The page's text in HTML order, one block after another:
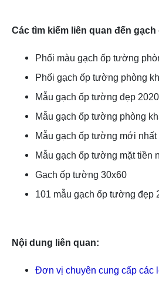
Các tìm kiếm liên quan đến
Phối màu gạch ốp tường
Phối gạch ốp tường phòng
Mẫu gạch ốp tường đẹp 2020
Mẫu gạch ốp tường phòng
Mẫu gạch ốp tường mới nhất
Mẫu gạch ốp tường mặt tiền
Gạch ốp tường 30x60
101 mẫu gạch ốp tường đẹp
Nội dung liên quan:
Đơn vị chuyên cung cấp các